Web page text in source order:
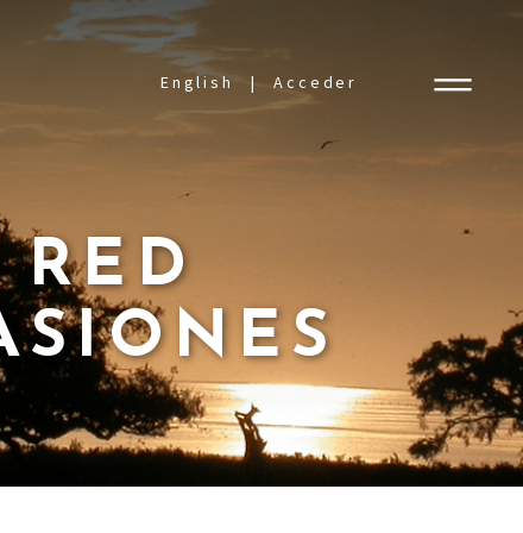
English Acceder
RED